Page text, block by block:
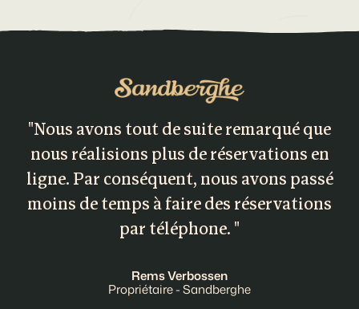
"Nous avons tout de suite remarqué que
nous réalisions plus de réservations en
ligne. Par conséquent, nous avons passé
moins de temps à faire des réservations
par téléphone. "
Rems Verbossen
Propriétaire - Sandberghe